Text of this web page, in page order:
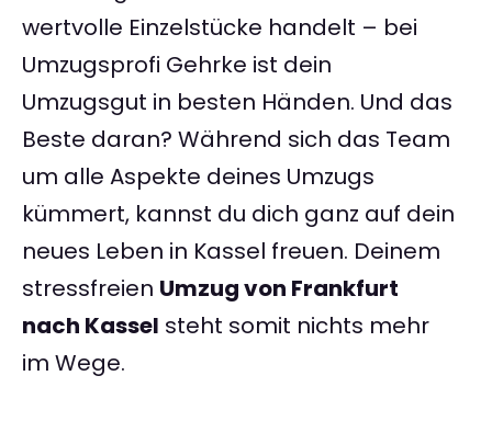
wertvolle Einzelstücke handelt – bei
Umzugsprofi Gehrke ist dein
Umzugsgut in besten Händen. Und das
Beste daran? Während sich das Team
um alle Aspekte deines Umzugs
kümmert, kannst du dich ganz auf dein
neues Leben in Kassel freuen. Deinem
stressfreien Umzug von Frankfurt
nach Kassel steht somit nichts mehr
im Wege.